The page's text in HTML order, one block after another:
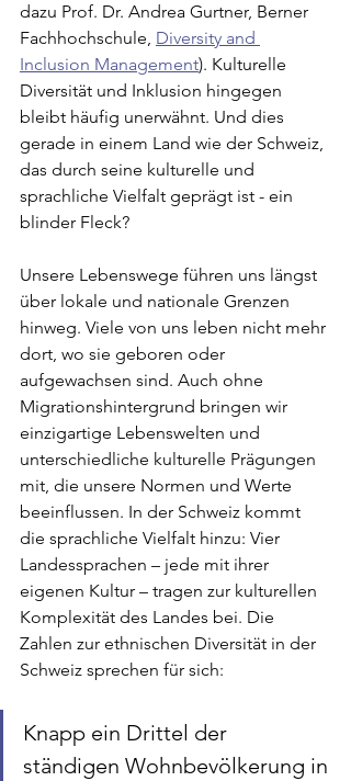
dazu Prof. Dr. Andrea Gurtner, Berner
Fachhochschule, Diversity and
Inclusion Management). Kulturelle
Diversität und Inklusion hingegen
bleibt häufig unerwähnt. Und dies
gerade in einem Land wie der Schweiz,
das durch seine kulturelle und
sprachliche Vielfalt geprägt ist - ein
blinder Fleck?
Unsere Lebenswege führen uns längst
über lokale und nationale Grenzen
hinweg. Viele von uns leben nicht mehr
dort, wo sie geboren oder
aufgewachsen sind. Auch ohne
Migrationshintergrund bringen wir
einzigartige Lebenswelten und
unterschiedliche kulturelle Prägungen
mit, die unsere Normen und Werte
beeinflussen. In der Schweiz kommt
die sprachliche Vielfalt hinzu: Vier
Landessprachen – jede mit ihrer
eigenen Kultur – tragen zur kulturellen
Komplexität des Landes bei. Die
Zahlen zur ethnischen Diversität in der
Schweiz sprechen für sich:
Knapp ein Drittel der
ständigen Wohnbevölkerung in